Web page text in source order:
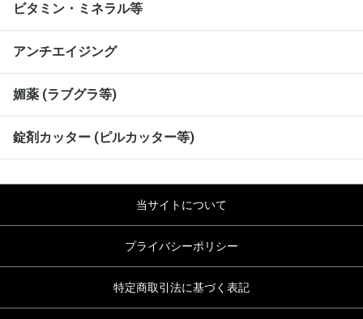
ビタミン・ミネラル等
アンチエイジング
媚薬 (ラブグラ等)
錠剤カッター (ピルカッター等)
当サイトについて
プライバシーポリシー
特定商取引法に基づく表記